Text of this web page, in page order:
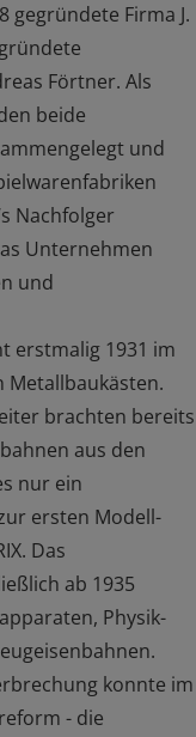
gegründete Firma J.
Förtner. Als
beide
und
Nachfolger
Unternehmen
und
erstmalig 1931 im
Metallbaukästen.
brachten bereits
aus den
nur ein
ersten Modell-
Das
ab 1935
Physik-
konnte im
- die